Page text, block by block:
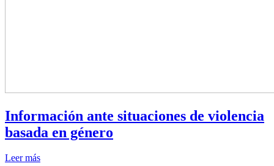
Información ante situaciones de violencia
basada en género
Leer más